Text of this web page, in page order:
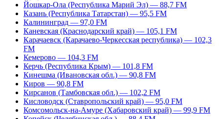
Йошкар-Ола (Республика Марий Эл) — 88,7 FM
Казань (Республика Татарстан) — 95,5 FM
Калининград — 97,0 FM
Каневская (Краснодарский край) — 105,1 FM
Карачаевск (Карачаево-Черкесская республика) — 102,3
FM
Кемерово — 104,3 FM
Керчь (Республика Крым) — 101,8 FM
Кинешма (Ивановская обл.) — 90,8 FM
Киров — 90,8 FM
Кирсанов (Тамбовская обл.) — 102,2 FM
Кисловодск (Ставропольский край) — 95,0 FM
Комсомольск-на-Амуре (Хабаровский край) — 99,9 FM